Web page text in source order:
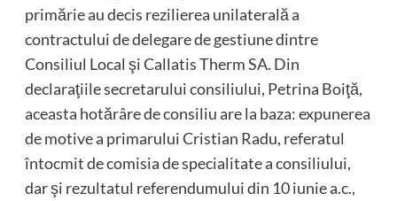
primărie au decis rezilierea unilaterală a
contractului de delegare de gestiune dintre
Consiliul Local şi Callatis Therm SA. Din
declaraţiile secretarului consiliului, Petrina Boiţă,
aceasta hotărâre de consiliu are la baza: expunerea
de motive a primarului Cristian Radu, referatul
întocmit de comisia de specialitate a consiliului,
dar şi rezultatul referendumului din 10 iunie a.c.,